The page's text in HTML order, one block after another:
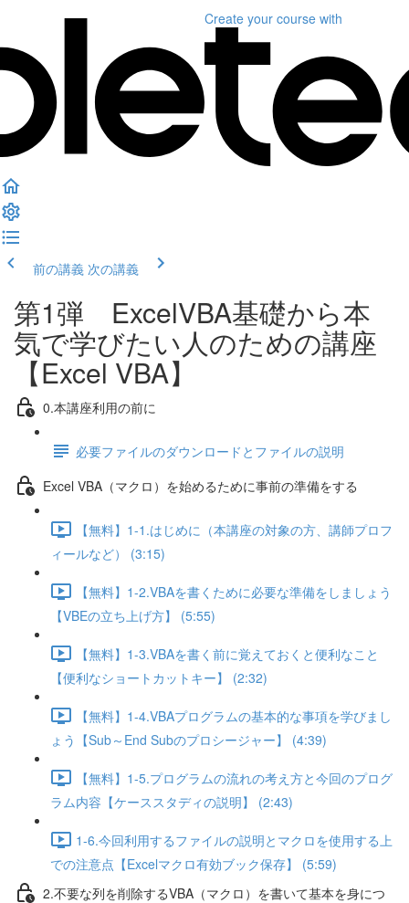
Create your course with
前の講義 次の講義
第1弾 ExcelVBA基礎から本
気で学びたい人のための講座
【Excel VBA】
0.本講座利用の前に
必要ファイルのダウンロードとファイルの説明
Excel VBA（マクロ）を始めるために事前の準備をする
【無料】1-1.はじめに（本講座の対象の方、講師プロフ
ィールなど） (3:15)
【無料】1-2.VBAを書くために必要な準備をしましょう
【VBEの立ち上げ方】 (5:55)
【無料】1-3.VBAを書く前に覚えておくと便利なこと
【便利なショートカットキー】 (2:32)
【無料】1-4.VBAプログラムの基本的な事項を学びまし
ょう【Sub～End Subのプロシージャー】 (4:39)
【無料】1-5.プログラムの流れの考え方と今回のプログ
ラム内容【ケーススタディの説明】 (2:43)
1-6.今回利用するファイルの説明とマクロを使用する上
での注意点【Excelマクロ有効ブック保存】 (5:59)
2.不要な列を削除するVBA（マクロ）を書いて基本を身につ